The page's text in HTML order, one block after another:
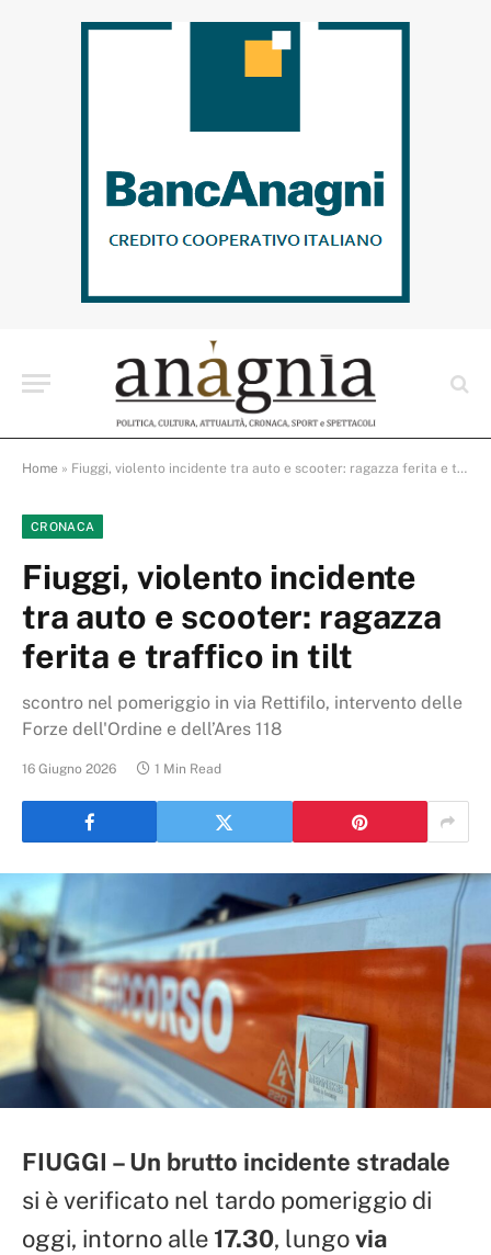
Home » Fiuggi, violento incidente tra auto e scooter: ragazza ferita e traffico in tilt
CRONACA
Fiuggi, violento incidente
tra auto e scooter: ragazza
ferita e traffico in tilt
scontro nel pomeriggio in via Rettifilo, intervento delle
Forze dell'Ordine e dell’Ares 118
16 Giugno 2026 1 Min Read
FIUGGI – Un brutto incidente stradale
si è verificato nel tardo pomeriggio di
oggi, intorno alle 17.30, lungovia